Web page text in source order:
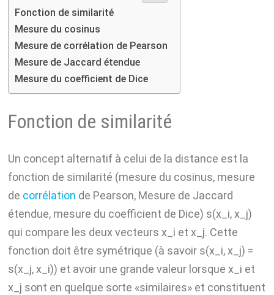
m
Fonction de similarité
Mesure du cosinus
Mesure de corrélation de Pearson
Mesure de Jaccard étendue
Mesure du coefficient de Dice
Fonction de similarité
Un concept alternatif à celui de la distance est la
fonction de similarité (mesure du cosinus, mesure
de corrélation de Pearson, Mesure de Jaccard
étendue, mesure du coefficient de Dice) s(x_i, x_j)
qui compare les deux vecteurs x_i et x_j. Cette
fonction doit être symétrique (à savoir s(x_i, x_j) =
s(x_j, x_i)) et avoir une grande valeur lorsque x_i et
x_j sont en quelque sorte «similaires» et constituent